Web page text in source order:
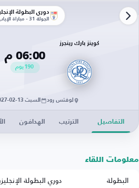
دوري البطولة
الجولة 31 - مباراة الإياب
كوينز بارك رينجرز
06:00 م
190 يوم
لوفتس رود السبت 13-02-2027 · 06:00 م
التفاصيل الترتيب الهدافون
معلومات اللقاء
البطولة
دوري البطولة